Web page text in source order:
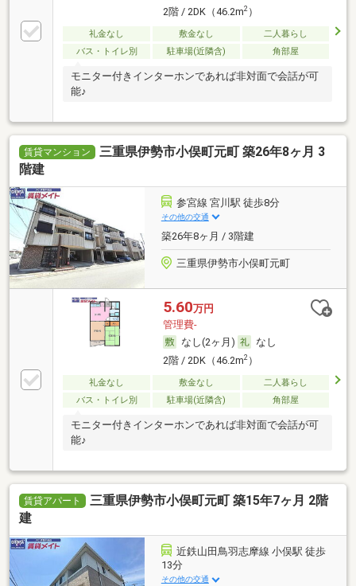
2階 / 2DK（46.2m2）
礼金なし 敷金なし
二人暮らし
バス・トイレ別
駐車場(近隣含) 角部屋
モニター付きインターホンであれば非対面で会話が可
能♪
賃貸マンション
三重県伊勢市小俣町元町 築26年8ヶ月 3
階建
参宮線 宮川駅 徒歩8分
その他の交通
築26年8ヶ月 / 3階建
三重県伊勢市小俣町元町
5.60万円
管理費-
なし(2ヶ月)
なし
2階 / 2DK（46.2m2）
礼金なし 敷金なし
二人暮らし
バス・トイレ別
駐車場(近隣含) 角部屋
モニター付きインターホンであれば非対面で会話が可
能♪
賃貸アパート
三重県伊勢市小俣町元町 築15年7ヶ月 2階
建
近鉄山田鳥羽志摩線 小俣駅 徒歩
13分
その他の交通